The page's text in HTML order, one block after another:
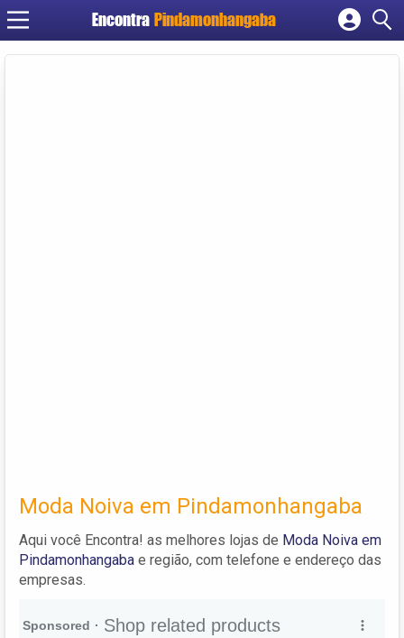
Encontra Pindamonhangaba
Cadastrar empresa
Moda Noiva em Pindamonhangaba
Aqui você Encontra! as melhores lojas de Moda Noiva em
Pindamonhangaba e região, com telefone e endereço das
empresas.